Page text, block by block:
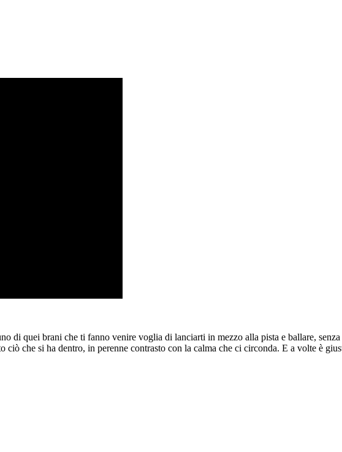
di quei brani che ti fanno venire voglia di lanciarti in mezzo alla pista e ballare,
che si ha dentro, in perenne contrasto con la calma che ci circonda. E a volte è